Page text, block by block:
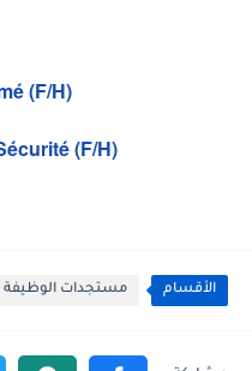
(F/H)
(F/H)
الأقسام مستجدات الوظيفة